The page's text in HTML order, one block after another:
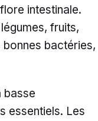
intestinale.
fruits,
bactéries,
basse
essentiels. Les